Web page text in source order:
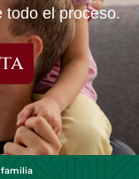
todo el proceso.